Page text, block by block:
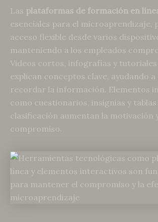
Las plataformas de formación en
esenciales para el microaprendizaje,
acceso flexible desde varios
manteniendo a los empleados
Videos cortos, infografías y tutoriales
explican conceptos clave, ayudando
recordar la información. Elementos
como cuestionarios, insignias y tablas
clasificación aumentan la motivación
compromiso.